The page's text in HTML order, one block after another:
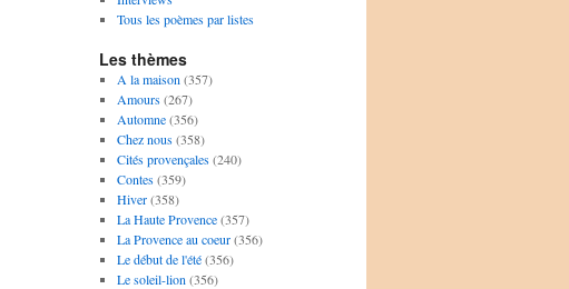
Tous les poèmes par listes
Les thèmes
A la maison (357)
Amours(267)
Automne(356)
Chez nous(358)
Cités provençales(240)
Contes(359)
Hiver(358)
La Haute Provence(357)
La Provence au coeur(356)
Le début de l'été(356)
Le soleil-lion (356)